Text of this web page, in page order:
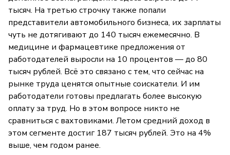
тысяч. На третью строчку также попали
представители автомобильного бизнеса, их зарплаты
чуть не дотягивают до 140 тысяч ежемесячно. В
медицине и фармацевтике предложения от
работодателей выросли на 10 процентов — до 80
тысяч рублей. Всё это связано с тем, что сейчас на
рынке труда ценятся опытные соискатели. И им
работодатели готовы предлагать более высокую
оплату за труд. Но в этом вопросе никто не
сравниться с вахтовиками. Летом средний доход в
этом сегменте достиг 187 тысяч рублей. Это на 4%
выше, чем годом ранее.